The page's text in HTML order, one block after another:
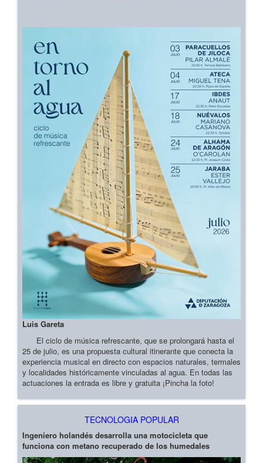
Luis Gareta
El ciclo de música refrescante, que se prolongará hasta el
25 de julio, es una propuesta cultural itinerante que conecta la
experiencia musical en directo con espacios naturales, termales
y localidades históricamente vinculadas al agua. En todas las
actuaciones la entrada es libre y gratuita ¡Pincha la foto!
TECNOLOGIA POPULAR
Ingeniero holandés desarrolla una motocicleta que
funciona con metano recuperado de los humedales